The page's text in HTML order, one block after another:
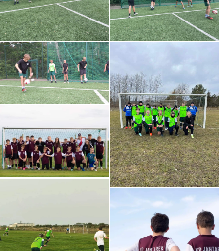
Zgoda na pliki cookie
Ta strona korzysta z plików cookies, które pomagają
jej funkcjonować i śledzić sposób interakcji z nią.
Dzięki temu możemy zapewnić lepszą i
spersonalizowaną obsługę.
Ustawienia Zaakceptuj wszystkie